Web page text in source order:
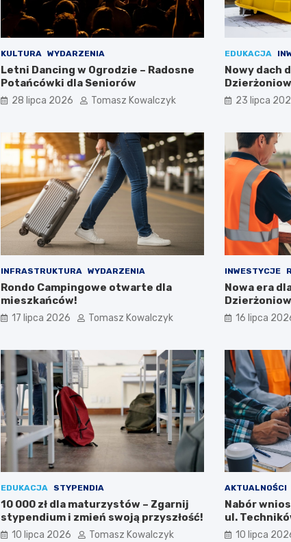
KULTURA WYDARZENIA
Letni Dancing w Ogrodzie – Radosne
Potańcówki dla Seniorów
28 lipca 2026 Tomasz Kowalczyk
EDUKACJA
Nowy dach
przyszłości!
23 lipca
INFRASTRUKTURA WYDARZENIA
Rondo Campingowe otwarte dla
mieszkańców!
17 lipca 2026 Tomasz Kowalczyk
INWESTYCJE
Nowa era
na16 lipca
EDUKACJA STYPENDIA
10 000 zł dla maturzystów – Zgarnij
stypendium i zmień swoją przyszłość!
10 lipca 2026 Tomasz Kowalczyk
AKTUALNOŚCI
Nabór
ul.
10 lipca